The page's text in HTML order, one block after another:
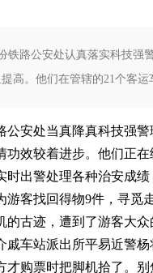
铁路公安处认真落实科技强
高。他们在管辖的21个客
安处当真降真科技强
功效较着进步。他们正在
时出警处理各种治安成
游客找回得物9件，寻觅
的古迹，遭到了游客大众
戚车站派出所平易近警
才购票时把脚机拾了。